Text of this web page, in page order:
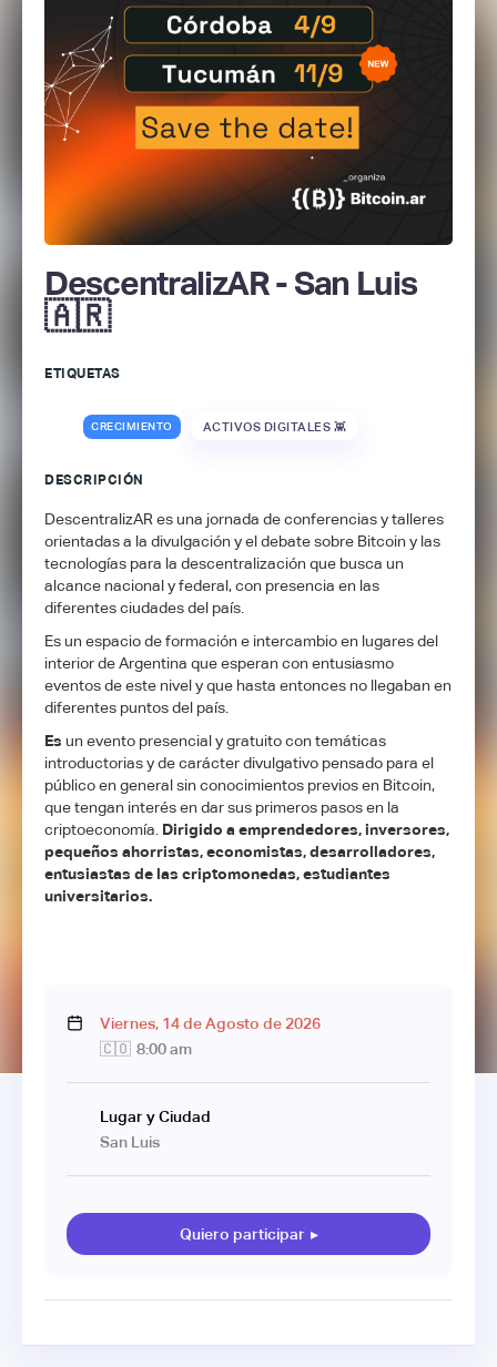
DescentralizAR - San Luis
🇦🇷
ETIQUETAS
CRECIMIENTO ACTIVOS DIGITALES 👾
DESCRIPCIÓN
DescentralizAR es una jornada de conferencias y talleres
orientadas a la divulgación y el debate sobre Bitcoin y las
tecnologías para la descentralización que busca un
alcance nacional y federal, con presencia en las
diferentes ciudades del país.
Es un espacio de formación e intercambio en lugares del
interior de Argentina que esperan con entusiasmo
eventos de este nivel y que hasta entonces no llegaban en
diferentes puntos del país.
Es un evento presencial y gratuito con temáticas
introductorias y de carácter divulgativo pensado para el
público en general sin conocimientos previos en Bitcoin,
que tengan interés en dar sus primeros pasos en la
criptoeconomía. Dirigido a emprendedores, inversores,
pequeños ahorristas, economistas, desarrolladores,
entusiastas de las criptomonedas, estudiantes
universitarios.
Viernes, 14deAgosto de 2026
🇨🇴 8:00 am
Lugar y Ciudad
San Luis
Quiero participar ▸